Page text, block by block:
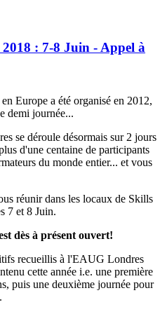
: 7-8 Juin - Appel à
Europe a été organisé en 2012,
demi journée...
se déroule désormais sur 2 jours
d'une centaine de participants
du monde entier... et vous
réunir dans les locaux de Skills
7 et 8 Juin.
dès à présent ouvert!
recueillis à l'EAUG Londres
cette année i.e. une première
puis une deuxième journée pour